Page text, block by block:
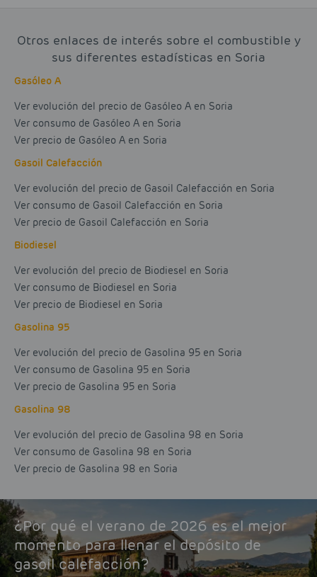
Otros enlaces de interés sobre el combustible y
sus diferentes estadísticas en Soria
Gasóleo A
Ver evolución del precio de Gasóleo A en Soria
Ver consumo de Gasóleo A en Soria
Ver precio de Gasóleo A en Soria
Gasoil Calefacción
Ver evolución del precio de Gasoil Calefacción en Soria
Ver consumo de Gasoil Calefacción en Soria
Ver precio de Gasoil Calefacción en Soria
Biodiesel
Ver evolución del precio de Biodiesel en Soria
Ver consumo de Biodiesel en Soria
Ver precio de Biodiesel en Soria
Gasolina 95
Ver evolución del precio de Gasolina 95 en Soria
Ver consumo de Gasolina 95 en Soria
Ver precio de Gasolina 95 en Soria
Gasolina 98
Ver evolución del precio de Gasolina 98 en Soria
Ver consumo de Gasolina 98 en Soria
Ver precio de Gasolina 98 en Soria
¿Por qué el verano de 2026 es el mejor
momento para llenar el depósito de
gasoil calefacción?